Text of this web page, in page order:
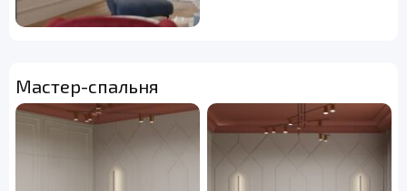
Мастер-спальня